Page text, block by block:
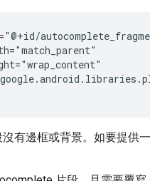
沒有邊框或背景。如要提